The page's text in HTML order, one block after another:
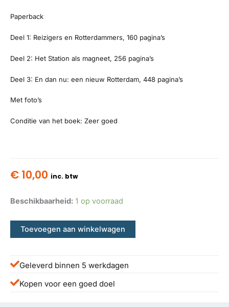
Paperback
Deel 1: Reizigers en Rotterdammers, 160 pagina’s
Deel 2: Het Station als magneet, 256 pagina’s
Deel 3: En dan nu: een nieuw Rotterdam, 448 pagina’s
Met foto’s
Conditie van het boek: Zeer goed
€ 10,00 inc. btw
Beschikbaarheid: 1 op voorraad
Toevoegen aan winkelwagen
Geleverd binnen 5 werkdagen
Kopen voor een goed doel